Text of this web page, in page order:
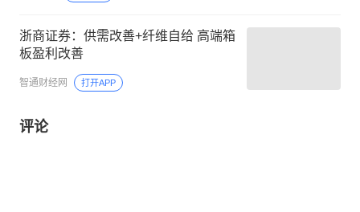
浙商证券：供需改善+纤维自给 高端箱
板盈利改善
智通财经网 打开APP
评论